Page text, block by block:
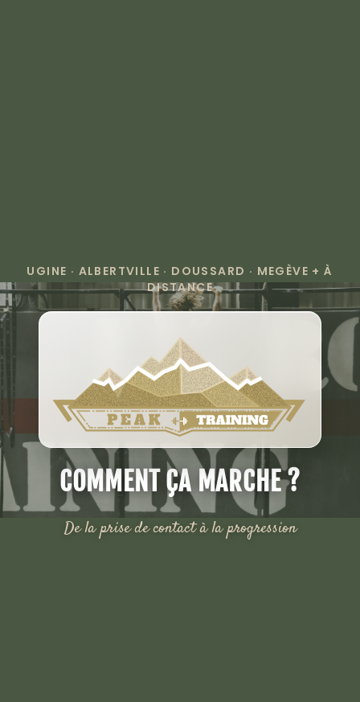
UGINE · ALBERTVILLE · DOUSSARD · MEGÈVE + À
DISTANCE
COMMENT ÇA MARCHE ?
De la prise de contact à la progression